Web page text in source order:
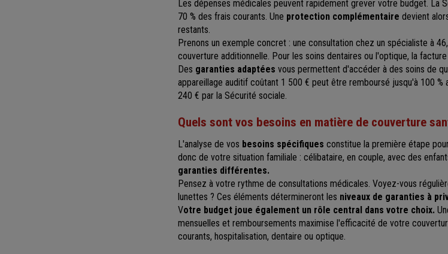
Les dépenses médicales peuvent rapidement grever votre budget. La
70 % des frais courants. Une protection complémentaire devient
restants.
Prenons un exemple concret : une consultation chez un spécialiste à
couverture additionnelle. Pour les soins dentaires ou l'optique, la
Des garanties adaptées vous permettent d'accéder à des soins de
appareillage auditif coûtant 1 500 € peut être remboursé jusqu'à 100
240 € par la Sécurité sociale.
Quels sont vos besoins en matière de couverture
L'analyse de vos besoins spécifiques constitue la première étape
donc de votre situation familiale : célibataire, en couple, avec des
garanties différentes.
Pensez à votre rythme de consultations médicales. Voyez-vous
lunettes ? Ces éléments détermineront les niveaux de garanties à
Votre budget joue également un rôle central dans votre choix.
mensuelles et remboursements maximise l'efficacité de votre
courants, hospitalisation, dentaire ou optique.